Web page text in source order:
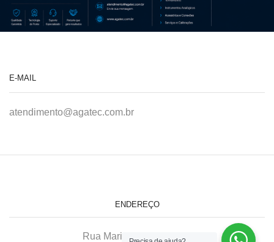
E-MAIL
atendimento@agatec.com.br
ENDEREÇO
Rua Maria Afonso, 166-A